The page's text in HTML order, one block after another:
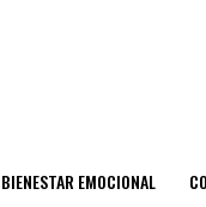
BIENESTAR EMOCIONAL